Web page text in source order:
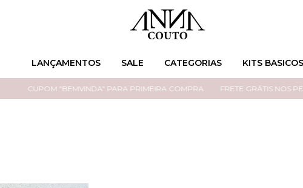
LANÇAMENTOS SALE CATEGORIAS KITS BASICOS
CUPOM "BEMVINDA" PARA PRIMEIRA COMPRA FRETE GRÁTIS NOS